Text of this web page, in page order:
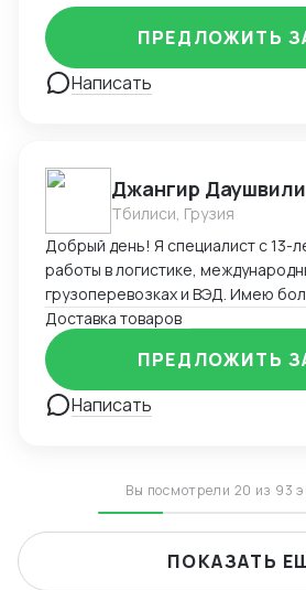
Написать
ПРЕДЛОЖИТЬ
Джангир Даушвили
Тбилиси, Грузия
Добрый день! Я специалист с 13-
работы в логистике,
грузоперевозках и ВЭД. Имею
контрагентов, логистов и
миру и России. Доставлю Ваш груз
мира любым видом транспорта,
расходы на логистику и
с оплатой за товар зарубеж, если
Доставка товаров
Написать
ПРЕДЛОЖИТЬ
Вы посмотрели 20 из 93
ПОКАЗАТЬ